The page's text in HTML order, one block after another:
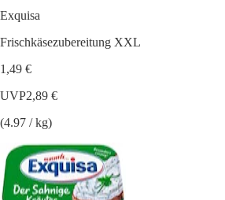
Exquisa
Frischkäsezubereitung XXL
1,49 €
UVP2,89 €
(4.97 / kg)